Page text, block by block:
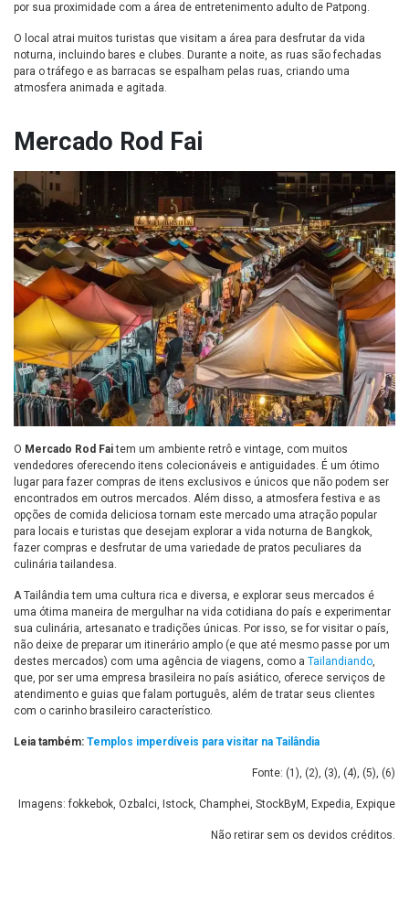
por sua proximidade com a área de entretenimento adulto de Patpong.
O local atrai muitos turistas que visitam a área para desfrutar da vida
noturna, incluindo bares e clubes. Durante a noite, as ruas são fechadas
para o tráfego e as barracas se espalham pelas ruas, criando uma
atmosfera animada e agitada.
Mercado Rod Fai
O Mercado Rod Faitem um ambiente retrô e vintage, com muitos
vendedores oferecendo itens colecionáveis e antiguidades. É um ótimo
lugar para fazer compras de itens exclusivos e únicos que não podem ser
encontrados em outros mercados. Além disso, a atmosfera festiva e as
opções de comida deliciosa tornam este mercado uma atração popular
para locais e turistas que desejam explorar a vida noturna de Bangkok,
fazer compras e desfrutar de uma variedade de pratos peculiares da
culinária tailandesa.
A Tailândia tem uma cultura rica e diversa, e explorar seus mercados é
uma ótima maneira de mergulhar na vida cotidiana do país e experimentar
sua culinária, artesanato e tradições únicas. Por isso, se for visitar o país,
não deixe de preparar um itinerário amplo (e que até mesmo passe por um
destes mercados) com uma agência de viagens, como a Tailandiando,
que, por ser uma empresa brasileira no país asiático, oferece serviços de
atendimento e guias que falam português, além de tratar seus clientes
com o carinho brasileiro característico.
Leia também: Templos imperdíveis para visitar na Tailândia
Fonte: (1 ), (2), (3), (4), (5), (6)
Imagens: fokkebok, Ozbalci, Istock, Champhei, StockByM, Expedia, Expique
Não retirar sem os devidos créditos.